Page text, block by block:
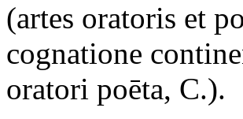
(artes oratoris et
cognatione
oratori poēta, C.).